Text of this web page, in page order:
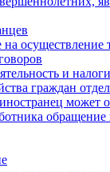
осуществление
и налоги
граждан
может
обращение